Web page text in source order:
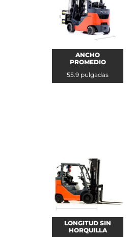
ANCHO
PROMEDIO
55.9 pulgadas
LONGITUD SIN
HORQUILLA